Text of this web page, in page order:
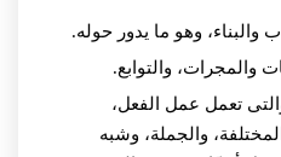
والبناء، وهو ما يدور حوله.
والمجرات، والتوابع.
تعمل عمل الفعل،
والجملة، وشبه